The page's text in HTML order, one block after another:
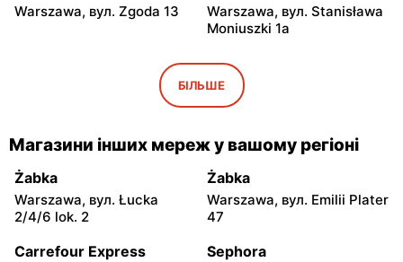
Warszawa, вул. Zgoda 13
Warszawa, вул. Stanisława
Moniuszki 1a
Świętokrzyska 0 Stacja
Żabka
Warszawa, вул.
Grzybowska 5
Żabka
Łódź, вул. Żurawia 14
Żabka
Warszawa, вул. Żurawia 18
Żabka
35
Żabka
104
БІЛЬШЕ
Магазини інших мереж у вашому регіоні
Żabka
Warszawa, вул. Łucka
2/4/6 lok. 2
Żabka
Warszawa, вул. Emilii Plater
47
Carrefour Express Sephora